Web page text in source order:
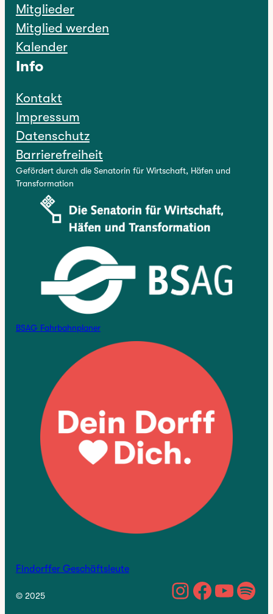
Mitglieder
Mitglied werden
Kalender
Info
Kontakt
Impressum
Datenschutz
Barrierefreiheit
Gefördert durch die Senatorin für Wirtschaft, Häfen und
Transformation
BSAG Fahrbahnplaner
Findorffer Geschäftsleute
© 2025 https://